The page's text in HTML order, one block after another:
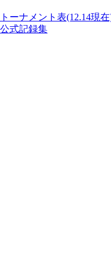
トーナメント表(12.14現
公式記録集